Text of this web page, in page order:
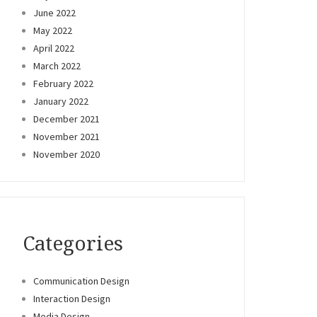
June 2022
May 2022
April 2022
March 2022
February 2022
January 2022
December 2021
November 2021
November 2020
Categories
Communication Design
Interaction Design